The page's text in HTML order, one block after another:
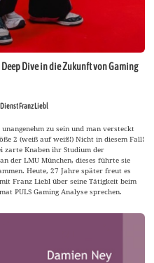
Dive in die Zukunft von Gaming
Franz Liebl
zu sein und man versteckt
2 (weiß auf weiß!) Nicht in diesem Fall!
zarte Knaben ihr Studium der
der LMU München, dieses führte sie
Heute, 27 Jahre später freut es
Franz Liebl über seine Tätigkeit beim
PULS Gaming Analyse sprechen.